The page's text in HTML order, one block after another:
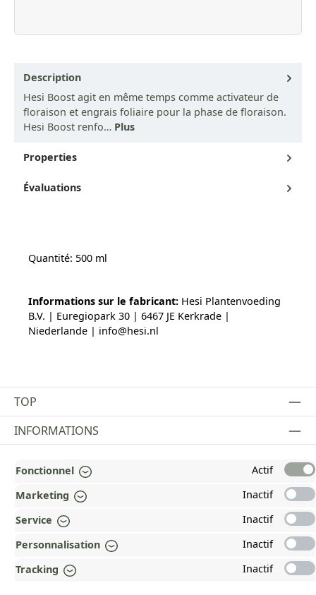
Description
Hesi Boost agit en même temps comme activateur de
floraison et engrais foliaire pour la phase de floraison.
Hesi Boost renfo… Plus
Properties
Évaluations
Quantité: 500 ml
Informations sur le fabricant: Hesi Plantenvoeding
B.V. | Euregiopark 30 | 6467 JE Kerkrade |
Niederlande | info@hesi.nl
TOP
INFORMATIONS
PAYMENT AND SHIPPING METHODS
RÉCOMPENSÉ ET CERTIFIÉ !
POURQUOI HEAD&NATURE ?
OUR COMMUNITIES
Fonctionnel
Actif
Marketing
Inactif
Service
Inactif
Personnalisation
Inactif
Tracking
Inactif